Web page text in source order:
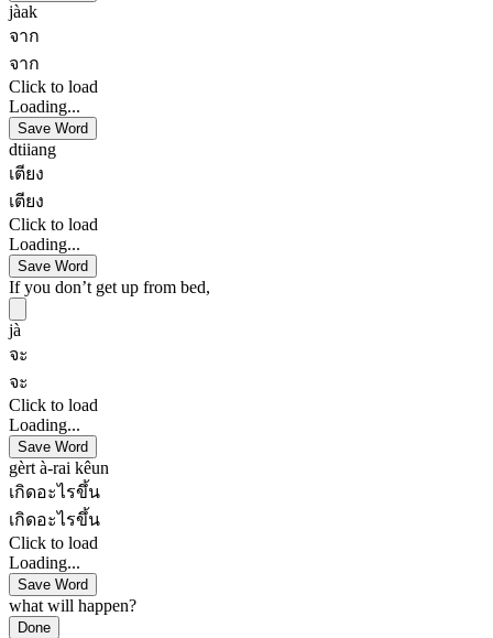
jàak
จาก
จาก
Click to load
Loading...
Save Word
dtiiang
เตียง
เตียง
Click to load
Loading...
Save Word
If you don’t get up from bed,
jà
จะ
จะ
Click to load
Loading...
Save Word
gèrt à-rai kêun
เกิดอะไรขึ้น
เกิดอะไรขึ้น
Click to load
Loading...
Save Word
what will happen?
Done